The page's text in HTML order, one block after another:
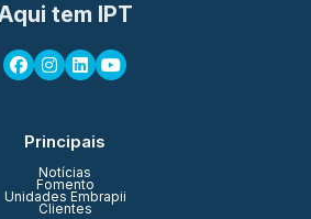
tem IPT
Principais
Notícias
Fomento
Unidades Embrapii
Clientes